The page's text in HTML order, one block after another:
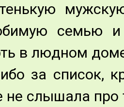
семью и
в людном
за список,
не слышала про